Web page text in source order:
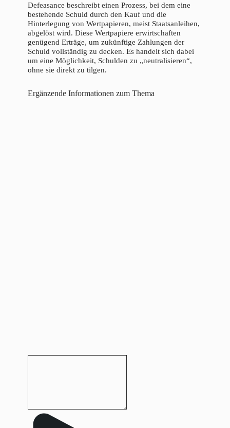
Defeasance beschreibt einen Prozess, bei dem eine
bestehende Schuld durch den Kauf und die
Hinterlegung von Wertpapieren, meist Staatsanleihen,
abgelöst wird. Diese Wertpapiere erwirtschaften
genügend Erträge, um zukünftige Zahlungen der
Schuld vollständig zu decken. Es handelt sich dabei
um eine Möglichkeit, Schulden zu „neutralisieren“,
ohne sie direkt zu tilgen.
Ergänzende Informationen zum Thema